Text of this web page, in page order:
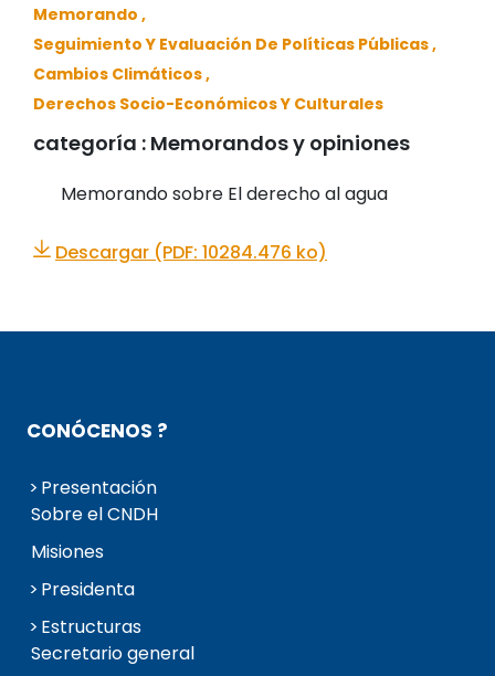
Memorando ,
Seguimiento Y Evaluación De Políticas Públicas ,
Cambios Climáticos ,
Derechos Socio-Económicos Y Culturales
categoría : Memorandos y opiniones
Memorando sobre El derecho al agua
Descargar (PDF: 10284.476 ko)
CONÓCENOS ?
Presentación
Sobre el CNDH
Misiones
Presidenta
Estructuras
Secretario general